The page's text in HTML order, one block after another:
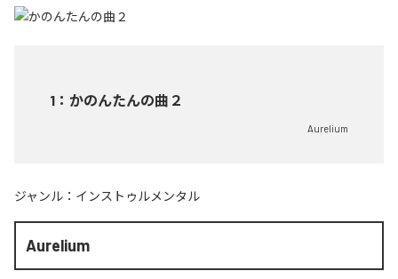
1 ： かのんたんの曲２
Aurelium
ジャンル： インストゥルメンタル
Aurelium